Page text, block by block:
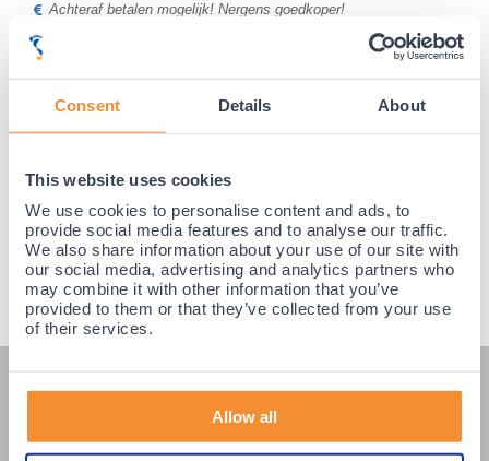
Consent Details About
This website uses cookies
We use cookies to personalise content and ads, to
provide social media features and to analyse our traffic.
We also share information about your use of our site with
our social media, advertising and analytics partners who
may combine it with other information that you’ve
provided to them or that they’ve collected from your use
of their services.
Allow all
Achteraf betalen mogelijk! Nergens goedkoper!
KLANTENSERVICE